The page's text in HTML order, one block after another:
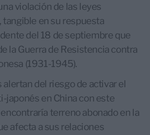
violación de las leyes
tangible en su respuesta
del 18 de septiembre que
la Guerra de Resistencia contra
(1931-1945).
del riesgo de activar el
japonés en China con este
terreno abonado en la
afecta a sus relaciones